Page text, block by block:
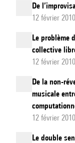
De
12 février
Le problème
collective
12 février
De la non-
musicale
12 février
Le double